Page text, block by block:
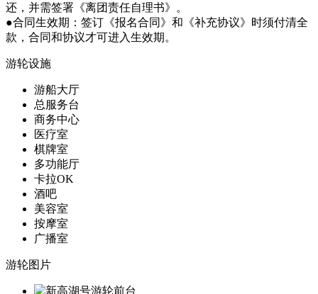
还，并需签署《离团责任自理书》。
●合同生效期：签订《报名合同》和《补充协议》时须付清全
款，合同和协议才可进入生效期。
游轮设施
游船大厅
总服务台
商务中心
医疗室
棋牌室
多功能厅
卡拉OK
酒吧
美容室
按摩室
广播室
游轮图片